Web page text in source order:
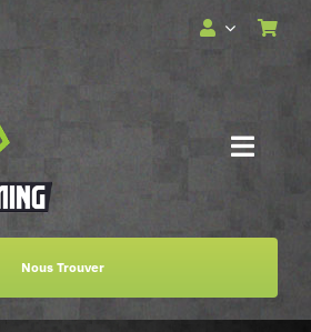
Toggle
Nous Trouver